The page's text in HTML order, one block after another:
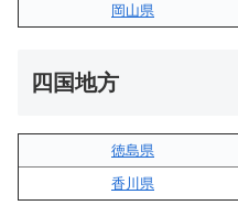
岡山県
四国地方
徳島県
香川県